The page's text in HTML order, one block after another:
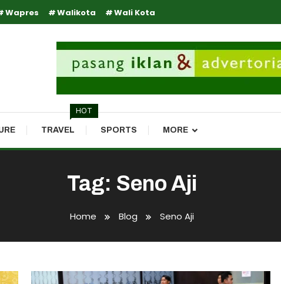
Wapres Walikota Wali Kota
TRAVEL
HOT
SPORTS MORE
Tag: Seno Aji
Home Blog Seno Aji